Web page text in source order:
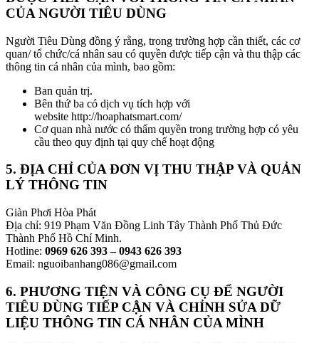
CỦA NGƯỜI TIÊU DÙNG
Người Tiêu Dùng đồng ý rằng, trong trường hợp cần thiết, các cơ
quan/ tổ chức/cá nhân sau có quyền được tiếp cận và thu thập các
thông tin cá nhân của mình, bao gồm:
Ban quản trị.
Bên thứ ba có dịch vụ tích hợp với
website http://hoaphatsmart.com/
Cơ quan nhà nước có thẩm quyền trong trường hợp có yêu
cầu theo quy định tại quy chế hoạt động
5. ĐỊA CHỈ CỦA ĐƠN VỊ THU THẬP VÀ QUẢN
LÝ THÔNG TIN
Giàn Phơi Hòa Phát
Địa chỉ: 919 Phạm Văn Đồng Linh Tây Thành Phố Thủ Đức
Thành Phố Hồ Chí Minh.
Hotline: 0969 626 393 – 0943 626 393
Email: nguoibanhang086@gmail.com
6. PHƯƠNG TIỆN VÀ CÔNG CỤ ĐỂ NGƯỜI
TIÊU DÙNG TIẾP CẬN VÀ CHỈNH SỬA DỮ
LIỆU THÔNG TIN CÁ NHÂN CỦA MÌNH